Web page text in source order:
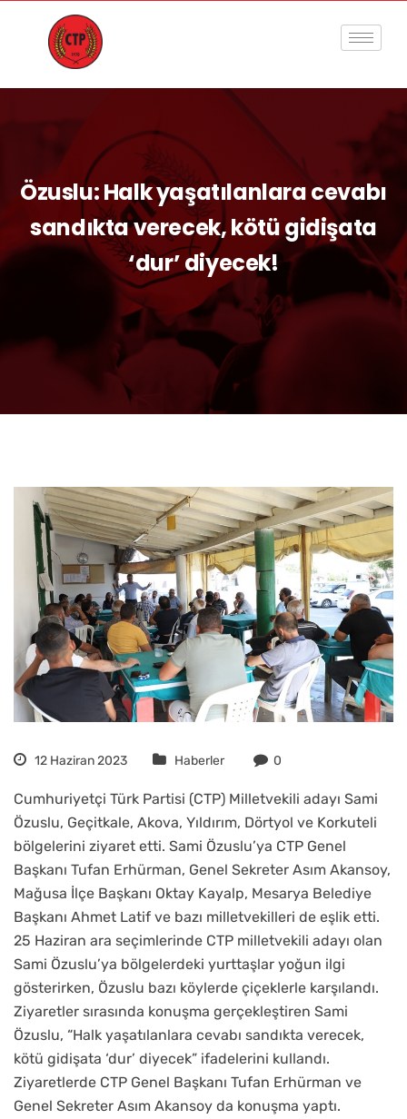
Özuslu: Halk yaşatılanlara cevabı
sandıkta verecek, kötü gidişata
‘dur’ diyecek!
12 Haziran 2023 Haberler 0
Cumhuriyetçi Türk Partisi (CTP) Milletvekili adayı Sami
Özuslu, Geçitkale, Akova, Yıldırım, Dörtyol ve Korkuteli
bölgelerini ziyaret etti. Sami Özuslu’ya CTP Genel
Başkanı Tufan Erhürman, Genel Sekreter Asım Akansoy,
Mağusa İlçe Başkanı Oktay Kayalp, Mesarya Belediye
Başkanı Ahmet Latif ve bazı milletvekilleri de eşlik etti.
25 Haziran ara seçimlerinde CTP milletvekili adayı olan
Sami Özuslu’ya bölgelerdeki yurttaşlar yoğun ilgi
gösterirken, Özuslu bazı köylerde çiçeklerle karşılandı.
Ziyaretler sırasında konuşma gerçekleştiren Sami
Özuslu, “Halk yaşatılanlara cevabı sandıkta verecek,
kötü gidişata ‘dur’ diyecek” ifadelerini kullandı.
Ziyaretlerde CTP Genel Başkanı Tufan Erhürman ve
Genel Sekreter Asım Akansoy da konuşma yaptı.